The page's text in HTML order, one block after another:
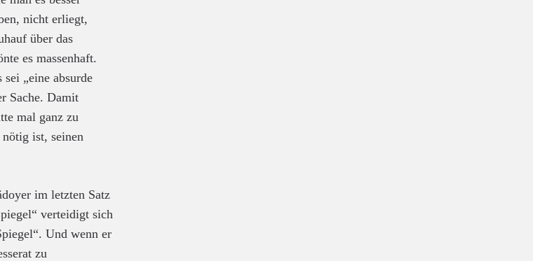
nicht erliegt,
über das
es massenhaft.
„eine absurde
Sache. Damit
mal ganz zu
nötig ist, seinen
im letzten Satz
verteidigt sich
Und wenn er
zu